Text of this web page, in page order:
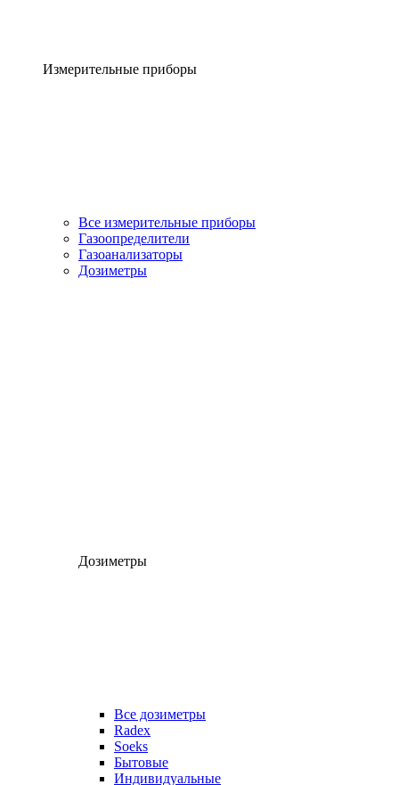
Измерительные приборы
Все измерительные приборы
Газоопределители
Газоанализаторы
Дозиметры
Дозиметры
Все дозиметры
Radex
Soeks
Бытовые
Индивидуальные